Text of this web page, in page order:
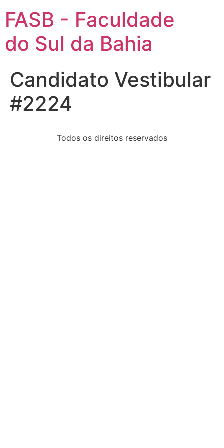
FASB - Faculdade
do Sul da Bahia
Candidato Vestibular
#2224
Todos os direitos reservados